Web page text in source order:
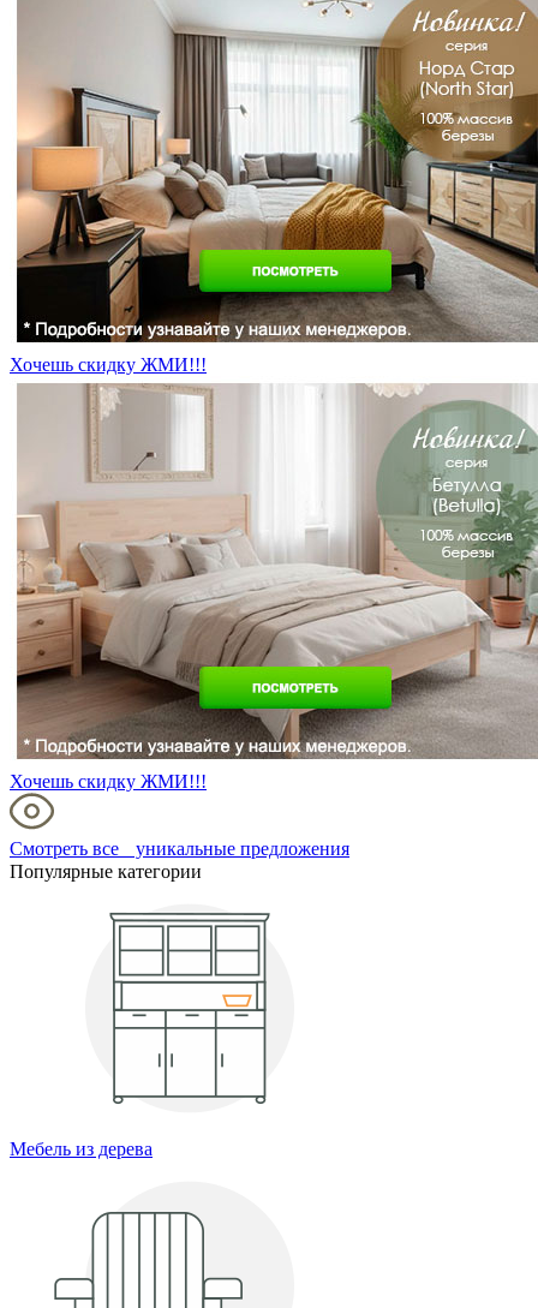
Хочешь скидку ЖМИ!!!
Хочешь скидку ЖМИ!!!
Смотреть все уникальные предложения
Популярные категории
Мебель из дерева